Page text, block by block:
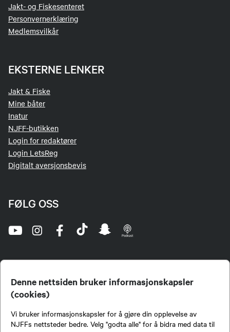
Denne nettsiden bruker informasjonskapsler
(cookies)
Vi bruker informasjonskapsler for å gjøre din opplevelse av
NJFFs nettsteder bedre. Velg "godta alle" for å bidra med data til
Jakt- og Fiskesenteret
Personvernerklæring
Medlemsvilkår
EKSTERNE LENKER
Jakt & Fiske
Mine båter
Inatur
NJFF-butikken
Login for redaktører
Login LetsReg
Digitalt aversjonsbevis
FØLG OSS
jegere og sportsfiskere og et av de viktigste miljøene for formidling av kunnskap om jakt og
fiske i Norge. Vi er en partipolitisk nøytral organisasjon, men har et sterkt jakt-, fiske-, og